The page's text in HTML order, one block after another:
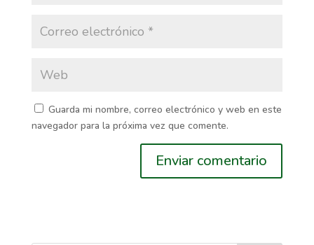
Guarda mi nombre, correo electrónico y web en este
navegador para la próxima vez que comente.